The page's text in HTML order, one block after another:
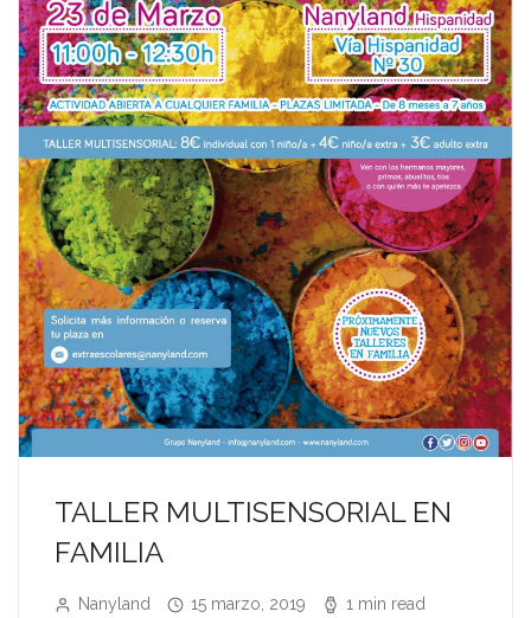
TALLER MULTISENSORIAL EN
FAMILIA
Nanyland 15 marzo, 2019 1 min read